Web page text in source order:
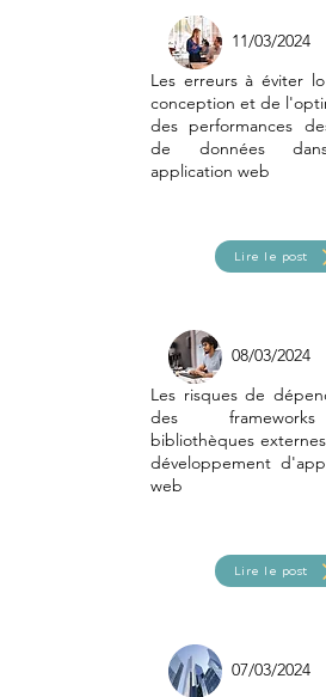
11/03/2024
Les erreurs à éviter
conception et de
des performances
de données
application web
Lire le post
08/03/2024
Les risques de
des
bibliothèques
développement
web
Lire le post
07/03/2024